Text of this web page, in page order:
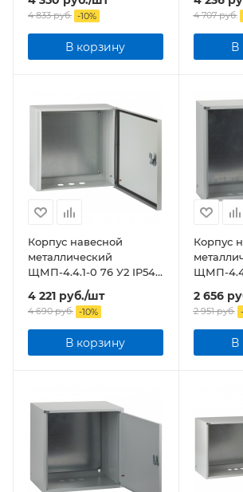
4 833руб. -10%
В корзину
4 707руб.
В
Корпус навесной
металлический
ЩМП-4.4.1-0 76 У2 IP54
NO-114-04 ЭРА
4 221 руб./шт
4 690руб. -10%
В корзину
Корпус
ЩМП-
IP31
2 656
2 951руб. -
В